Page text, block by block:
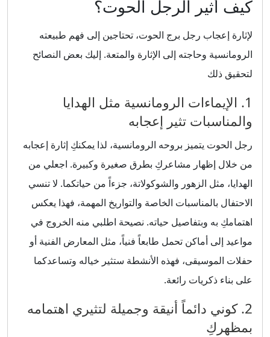
كيف أثير الرجل الحوت؟
لإثارة إعجاب رجل برج الحوت، تحتاجين إلى فهم طبيعته
الرومانسية وحاجته إلى الإثارة والمتعة. إليك بعض النصائح
لتحقيق ذلك
1. الإيماءات الرومانسية مثل الهدايا
والمناسبات تثير إعجابه
رجل الحوت يتميز بروحه الرومانسية، لذا يمكنكِ إثارة إعجابه
من خلال إظهار مشاعركِ بطرق صغيرة وكبيرة. اجعلي من
الهدايا، مثل الزهور والشوكولاتة، جزءاً من حياتكما. لا تنسي
الاحتفال بالمناسبات الخاصة والتواريخ المهمة، فهذا يعكس
اهتمامكِ به وبتفاصيل حياته. نصيحة اطلبي منه الخروج في
مواعيد إلى أماكن تحمل طابعاً فنياً، مثل المعارض الفنية أو
حفلات الموسيقى، فهذه الأنشطة ستثير خياله وتساعدكما
على بناء ذكريات رائعة.
2. كوني دائماً أنيقة وجميلة لتثيري اهتمامه
بمظهركِ